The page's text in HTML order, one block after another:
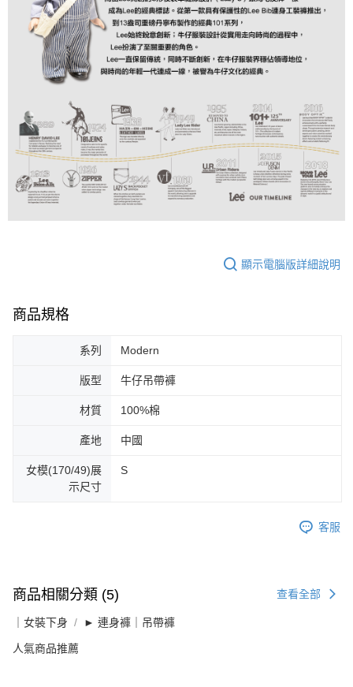
顯示電腦版詳細說明
商品規格
系列 Modern
版型 牛仔吊帶褲
材質 100%棉
產地 中國
女模(170/49)展
示尺寸
S
客服
商品相關分類 (5) 查看全部
｜女裝下身 ► 連身褲｜吊帶褲
人氣商品推薦